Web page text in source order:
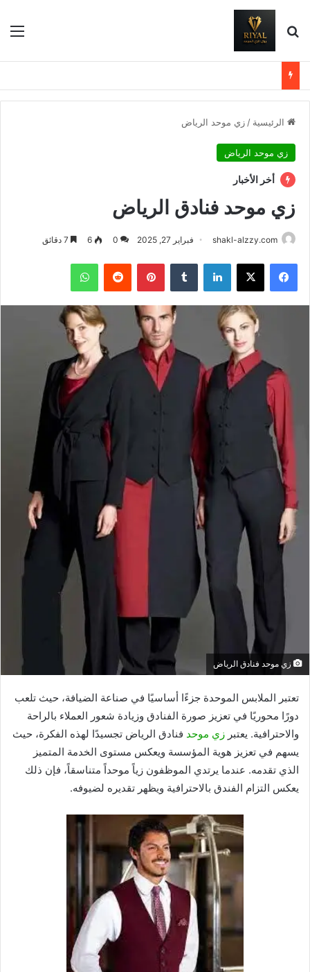
بحث عن
الرئيسية / زي موحد الرياض
زي موحد الرياض
أخر الأخبار
زي موحد فنادق الرياض
shakl-alzzy.com فبراير 27, 2025 0
6
فيسبوك X لينكدإن بينتيريست واتساب
زي موحد فنادق الرياض
تعتبر الملابس الموحدة جزءًا أساسيًا في صناعة الضيافة، حيث تلعب
دورًا محوريًا في تعزيز صورة الفنادق وزيادة شعور العملاء بالراحة
والاحترافية. يعتبر زي موحد فنادق الرياض تجسيدًا لهذه الفكرة، حيث
يسهم في تعزيز هوية المؤسسة ويعكس مستوى الخدمة المتميز
الذي تقدمه. عندما يرتدي الموظفون زياً موحداً متناسقاً، فإن ذلك
يعكس التزام الفندق بالاحترافية ويظهر تقديره لضيوفه.